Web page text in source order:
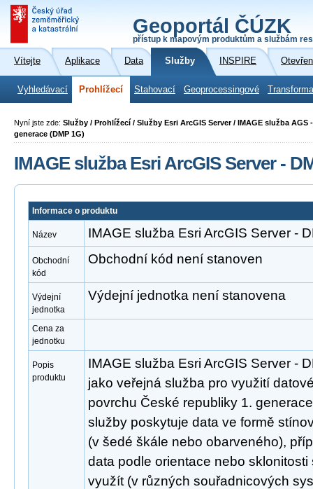
Geoportál ČÚZK
přístup k mapovým produktům a službám
Vítejte Aplikace Data Služby INSPIRE
Vyhledávací Prohlížecí Stahovací Geoprocessingové
Nyní jste zde: Služby / Prohlížecí / Služby Esri ArcGIS Server / IMAGE služba
generace (DMP 1G)
IMAGE služba Esri ArcGIS Server -
Informace o produktu
Název IMAGE služba Esri ArcGIS Server -
Obchodní
kód
Obchodní kód není stanoven
Výdejní
jednotka
Výdejní jednotka není stanovena
Cena za
jednotku
Popis
produktu
IMAGE služba Esri ArcGIS Server -
jako veřejná služba pro využití
povrchu České republiky 1.
služby poskytuje data ve formě
(v šedé škále nebo obarveného),
data podle orientace nebo
využít (v různých souřadnicových